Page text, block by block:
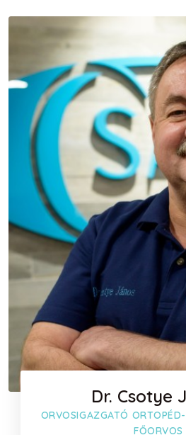
Dr. Csotye
ORVOSIGAZGATÓ
FŐORVOS